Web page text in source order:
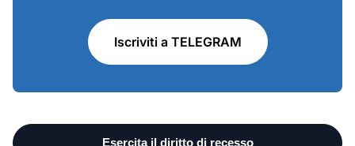
Iscriviti a TELEGRAM